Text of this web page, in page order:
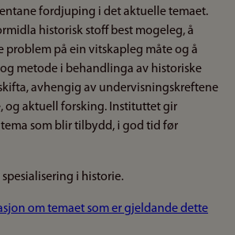
fordjuping i det aktuelle temaet.
historisk stoff best mogeleg, å
problem på ein vitskapleg måte og å
metode i behandlinga av historiske
avhengig av undervisningskreftene
og aktuell forsking. Instituttet gir
som blir tilbydd, i god tid før
i historie.
om temaet som er gjeldande dette